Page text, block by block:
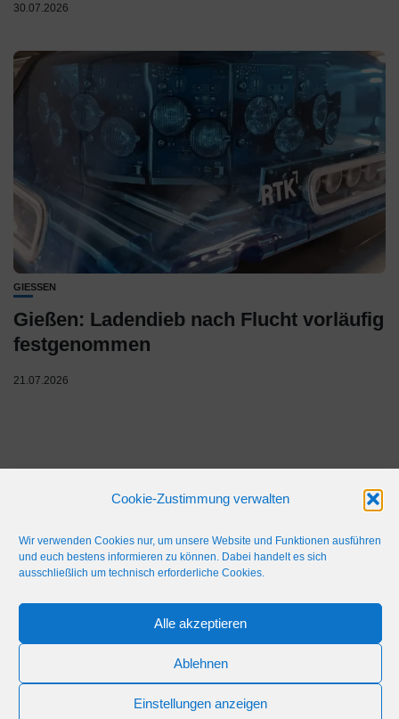
Cookie-Zustimmung verwalten
Wir verwenden Cookies nur, um unsere Website und Funktionen ausführen
und euch bestens informieren zu können. Dabei handelt es sich
ausschließlich um technisch erforderliche Cookies.
Alle akzeptieren
Ablehnen
Einstellungen anzeigen
30.07.2026
GIESSEN
Gießen: Ladendieb nach Flucht vorläufig
festgenommen
21.07.2026
© 2024 Blaulicht Gießen